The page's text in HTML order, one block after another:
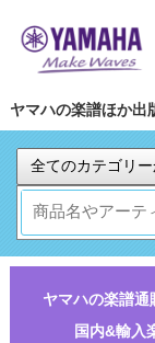
ヤマハの楽譜ほか出
ヤマハの楽譜通
国内&輸入